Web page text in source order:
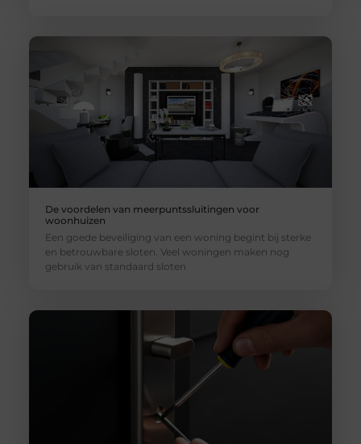
De voordelen van meerpuntssluitingen voor
woonhuizen
Een goede beveiliging van een woning begint bij sterke
en betrouwbare sloten. Veel woningen maken nog
gebruik van standaard sloten